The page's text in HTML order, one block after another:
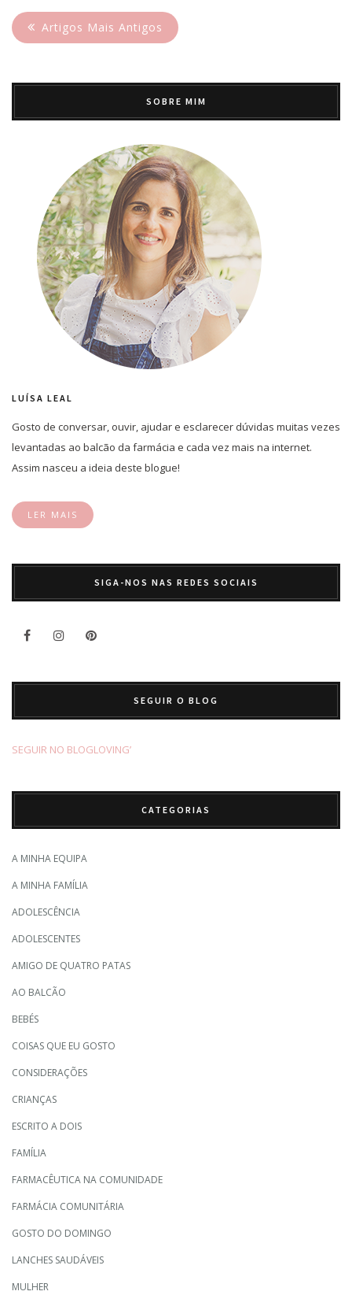
Artigos Mais Antigos
SOBRE MIM
LUÍSA LEAL
Gosto de conversar, ouvir, ajudar e esclarecer dúvidas muitas vezes
levantadas ao balcão da farmácia e cada vez mais na internet.
Assim nasceu a ideia deste blogue!
LER MAIS
SIGA-NOS NAS REDES SOCIAIS
SEGUIR O BLOG
SEGUIR NO BLOGLOVING’
CATEGORIAS
A MINHA EQUIPA
A MINHA FAMÍLIA
ADOLESCÊNCIA
ADOLESCENTES
AMIGO DE QUATRO PATAS
AO BALCÃO
BEBÉS
COISAS QUE EU GOSTO
CONSIDERAÇÕES
CRIANÇAS
ESCRITO A DOIS
FAMÍLIA
FARMACÊUTICA NA COMUNIDADE
FARMÁCIA COMUNITÁRIA
GOSTO DO DOMINGO
LANCHES SAUDÁVEIS
MULHER